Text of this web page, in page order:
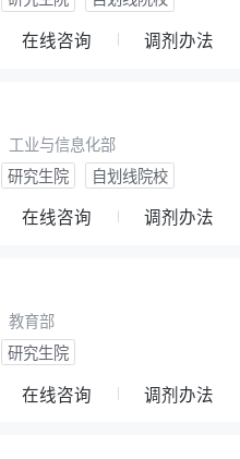
在线咨询 调剂办法
工业与信息化部
研究生院 自划线院校
在线咨询 调剂办法
教育部
研究生院
在线咨询 调剂办法